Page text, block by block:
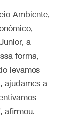
Ambiente,
a
forma,
levamos
ajudamos a
afirmou.